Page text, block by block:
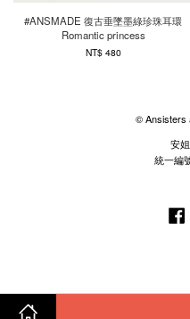
#ANSMADE 復古垂墜墨綠珍珠耳環
Romantic princess
NT$ 480
© Ansisters
安
統一編